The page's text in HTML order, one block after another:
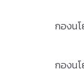
กองน
กองน